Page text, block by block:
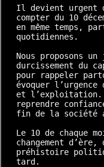
Il devient urgent
compter du 10
en même temps,
quotidiennes.
Nous proposons
durcissement du
pour rappeler
évoquer
et l’exploitation.
reprendre
fin de la société
Le 10 de chaque
changement
préhistoire
tard.